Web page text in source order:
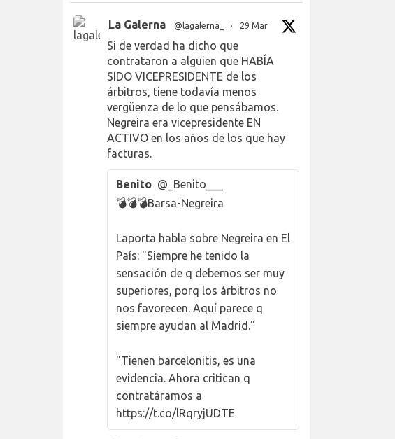
La Galerna @lagalerna_ · 29 Mar
Si de verdad ha dicho que
contrataron a alguien que HABÍA
SIDO VICEPRESIDENTE de los
árbitros, tiene todavía menos
vergüenza de lo que pensábamos.
Negreira era vicepresidente EN
ACTIVO en los años de los que hay
facturas.
Benito @_Benito___
💣💣💣Barsa-Negreira
Laporta habla sobre Negreira en El
País: "Siempre he tenido la
sensación de q debemos ser muy
superiores, porq los árbitros no
nos favorecen. Aquí parece q
siempre ayudan al Madrid."
"Tienen barcelonitis, es una
evidencia. Ahora critican q
contratáramos a
https://t.co/lRqryjUDTE